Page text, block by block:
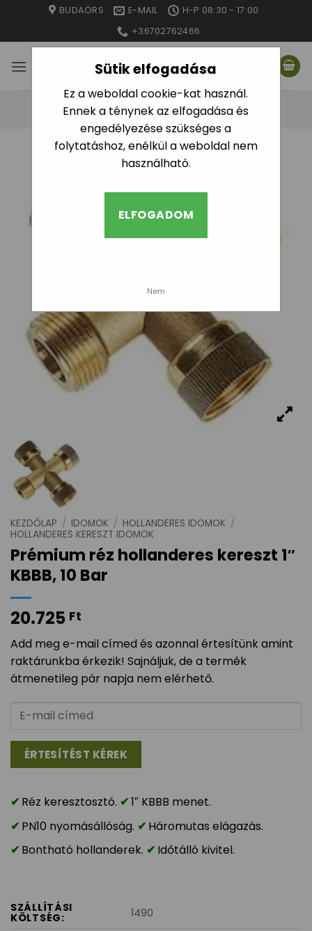
Sütik elfogadása
Ez a weboldal cookie-kat használ.
Ennek a ténynek az elfogadása és
engedélyezése szükséges a
folytatáshoz, enélkül a weboldal nem
használható.
ELFOGADOM
Nem
content
BUDAÖRS E-MAIL
H-P 08:30 - 17:00
+36702762466
KEZDŐLAP / IDOMOK / HOLLANDERES IDOMOK /
HOLLANDERES KERESZT IDOMOK
Prémium réz hollanderes kereszt 1″
KBBB, 10 Bar
20.725 Ft
Add meg e-mail címed és azonnal értesítünk amint
raktárunkba érkezik! Sajnáljuk, de a termék
átmenetileg pár napja nem elérhető.
Réz keresztosztó.
1″ KBBB menet.
PN10 nyomásállóság.
Háromutas elágazás.
Bontható hollanderek.
Időtálló kivitel.
SZÁLLÍTÁSI
KÖLTSÉG:
1490